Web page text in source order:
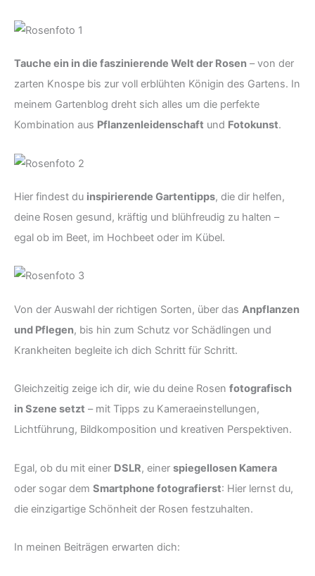
Tauche ein in die faszinierende Welt der Rosen – von der
zarten Knospe bis zur voll erblühten Königin des Gartens. In
meinem Gartenblog dreht sich alles um die perfekte
Kombination aus Pflanzenleidenschaft und Fotokunst.
Hier findest du inspirierende Gartentipps, die dir helfen,
deine Rosen gesund, kräftig und blühfreudig zu halten –
egal ob im Beet, im Hochbeet oder im Kübel.
Von der Auswahl der richtigen Sorten, über das Anpflanzen
und Pflegen, bis hin zum Schutz vor Schädlingen und
Krankheiten begleite ich dich Schritt für Schritt.
Gleichzeitig zeige ich dir, wie du deine Rosen fotografisch
in Szene setzt – mit Tipps zu Kameraeinstellungen,
Lichtführung, Bildkomposition und kreativen Perspektiven.
Egal, ob du mit einer DSLR, einer spiegellosen Kamera
oder sogar dem Smartphone fotografierst: Hier lernst du,
die einzigartige Schönheit der Rosen festzuhalten.
In meinen Beiträgen erwarten dich: